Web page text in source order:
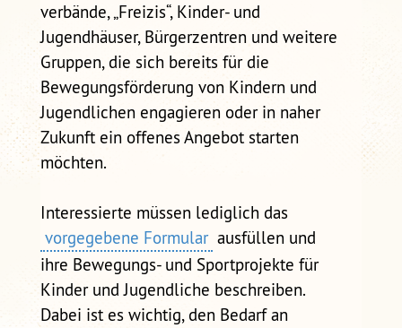
verbände, „Freizis“, Kinder- und
Jugendhäuser, Bürgerzentren und weitere
Gruppen, die sich bereits für die
Bewegungsförderung von Kindern und
Jugendlichen engagieren oder in naher
Zukunft ein offenes Angebot starten
möchten.
Interessierte müssen lediglich das
vorgegebene Formular ausfüllen und
ihre Bewegungs- und Sportprojekte für
Kinder und Jugendliche beschreiben.
Dabei ist es wichtig, den Bedarf an